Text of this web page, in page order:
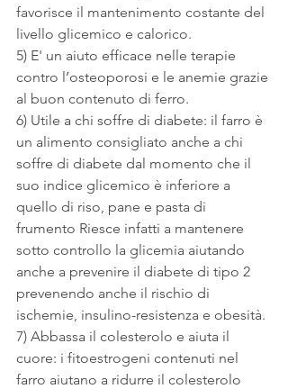
favorisce il mantenimento costante del
livello glicemico e calorico.
5) E' un aiuto efficace nelle terapie
contro l’osteoporosi e le anemie grazie
al buon contenuto di ferro.
6) Utile a chi soffre di diabete: il farro è
un alimento consigliato anche a chi
soffre di diabete dal momento che il
suo indice glicemico è inferiore a
quello di riso, pane e pasta di
frumento Riesce infatti a mantenere
sotto controllo la glicemia aiutando
anche a prevenire il diabete di tipo 2
prevenendo anche il rischio di
ischemie, insulino-resistenza e obesità.
7) Abbassa il colesterolo e aiuta il
cuore: i fitoestrogeni contenuti nel
farro aiutano a ridurre il colesterolo